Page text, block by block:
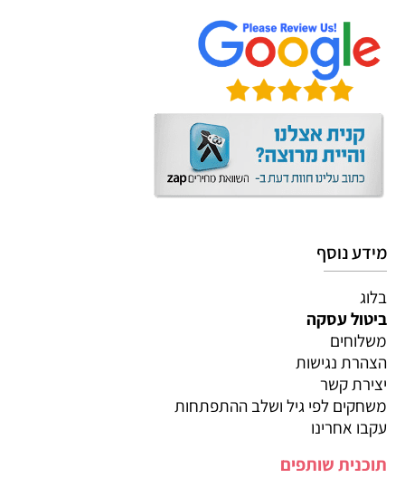
מידע נוסף
בלוג
ביטול עסקה
משלוחים
הצהרת נגישות
יצירת קשר
משחקים לפי גיל ושלב ההתפתחות
עקבו אחרינו
תוכנית שותפים